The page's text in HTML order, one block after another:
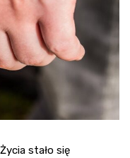
stało się